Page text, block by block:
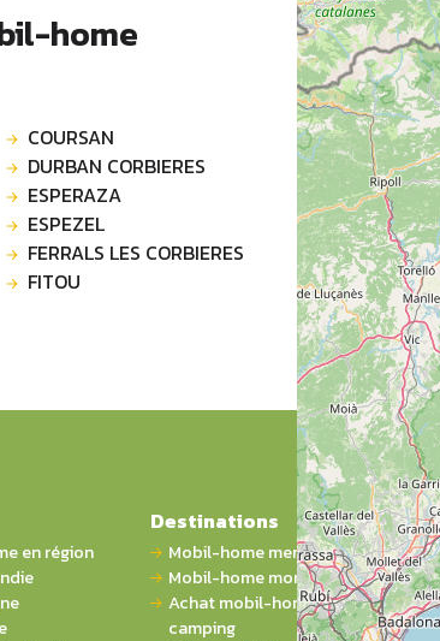
home
COURSAN
DURBAN CORBIERES
ESPERAZA
ESPEZEL
FERRALS LES CORBIERES
FITOU
en région
Destinations
Mobil-home mer
Mobil-home montagne
Achat mobil-home 1 chambre sur
camping